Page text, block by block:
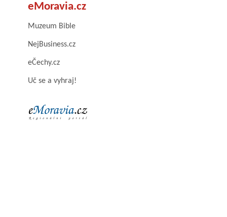
eMoravia.cz
Muzeum Bible
NejBusiness.cz
eČechy.cz
Uč se a vyhraj!